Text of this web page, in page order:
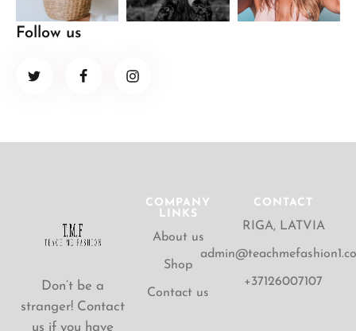
Follow us
Don’t be a
stranger! Contact
us if you have
COMPANY
LINKS
About us
Shop
Contact us
CONTACT
RIGA, LATVIA
+37126007107